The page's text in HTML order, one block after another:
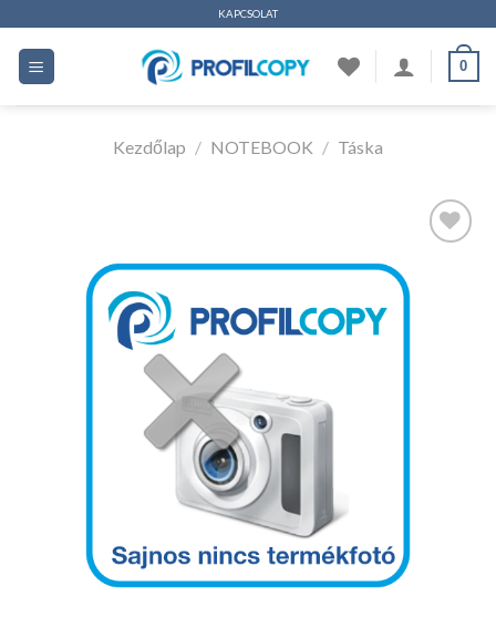
tartalomhoz
KAPCSOLAT
0
Kezdőlap / NOTEBOOK / Táska
Kedvencekhez